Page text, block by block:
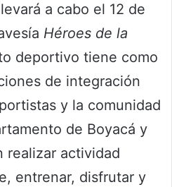
a cabo el 12 de
Héroes de la
deportivo tiene como
de integración
y la comunidad
de Boyacá y
realizar actividad
entrenar, disfrutar y